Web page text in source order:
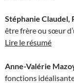
Stéphanie Claudel,
être frère ou sœur
Lire le résumé
Anne-Valérie
fonctions